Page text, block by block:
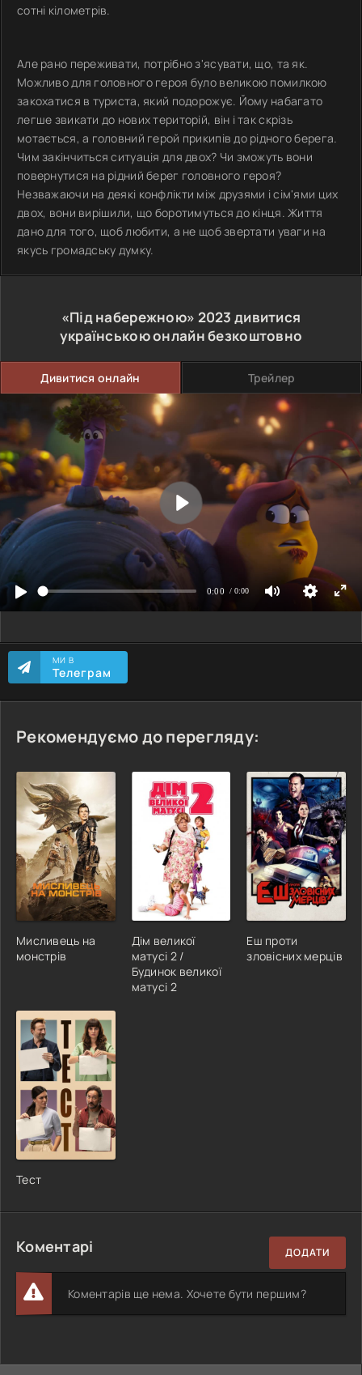
сотні кілометрів.
Але рано переживати, потрібно з'ясувати, що, та як.
Можливо для головного героя було великою помилкою
закохатися в туриста, який подорожує. Йому набагато
легше звикати до нових територій, він і так скрізь
мотається, а головний герой прикипів до рідного берега.
Чим закінчиться ситуація для двох? Чи зможуть вони
повернутися на рідний берег головного героя?
Незважаючи на деякі конфлікти між друзями і сім'ями цих
двох, вони вирішили, що боротимуться до кінця. Життя
дано для того, щоб любити, а не щоб звертати уваги на
якусь громадську думку.
«Під набережною» 2023 дивитися
українською онлайн безкоштовно
Дивитися онлайн Трейлер
МИ В
Телеграм
Рекомендуємо до перегляду:
Мисливець на
монстрів
Дім великої
матусі 2 /
Будинок великої
матусі 2
Еш проти
зловісних мерців
Тест
Коментарі ДОДАТИ
Коментарів ще нема. Хочете бути першим?